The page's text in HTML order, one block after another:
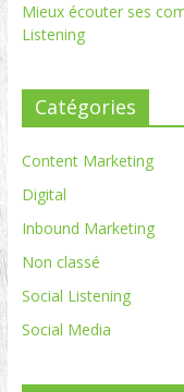
Mieux écouter ses
Listening
Catégories
Content Marketing
Digital
Inbound Marketing
Non classé
Social Listening
Social Media